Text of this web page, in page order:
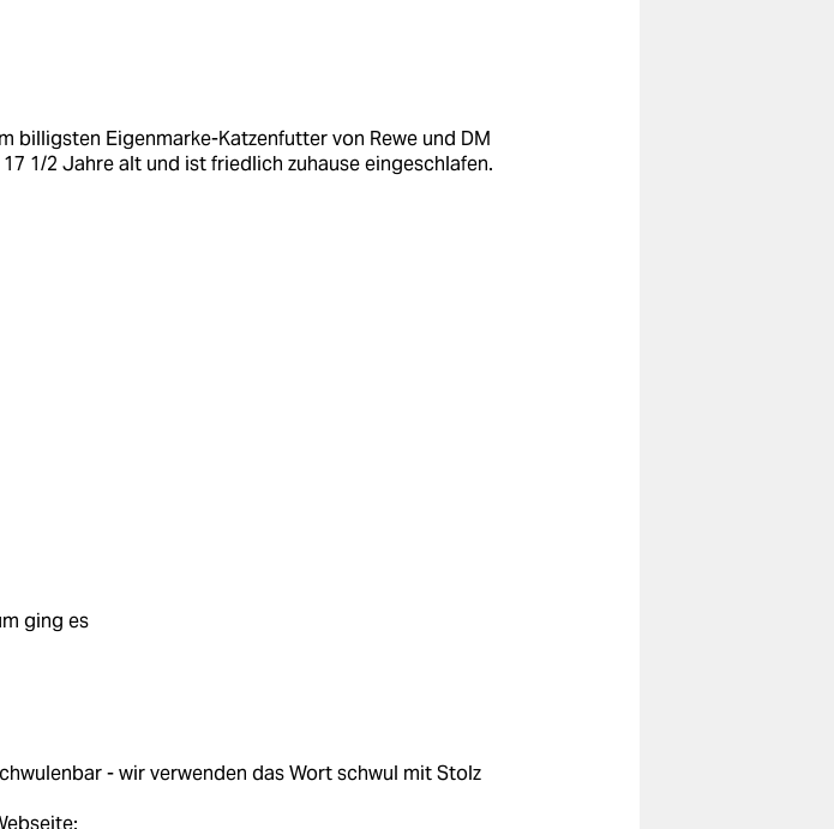
billigsten Eigenmarke-Katzenfutter von Rewe und DM
1/2 Jahre alt und ist friedlich zuhause eingeschlafen.
ging es
- wir verwenden das Wort schwul mit Stolz